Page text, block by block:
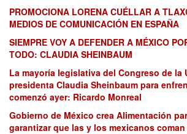
PROMOCIONA LORENA CUÉLLAR A
MEDIOS DE COMUNICACIÓN EN ESPAÑA
SIEMPRE VOY A DEFENDER A MÉXICO
TODO: CLAUDIA SHEINBAUM
La mayoría legislativa del Congreso de la
presidenta Claudia Sheinbaum para
comenzó ayer: Ricardo Monreal
Gobierno de México crea Alimentación
garantizar que las y los mexicanos